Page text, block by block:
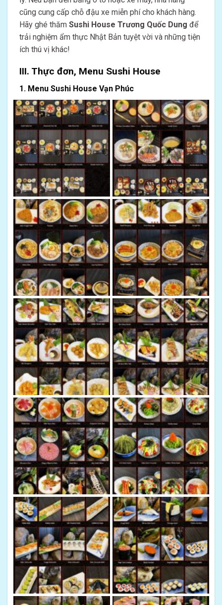
cũng cung cấp chỗ đậu xe miễn phí cho khách hàng.
Hãy ghé thăm Sushi House Trương Quốc Dung để
trải nghiệm ẩm thực Nhật Bản tuyệt vời và những tiện
ích thú vị khác!
III. Thực đơn, Menu Sushi House
1. Menu Sushi House Vạn Phúc